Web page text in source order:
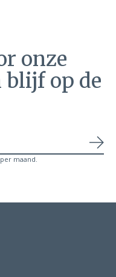
onze
op de
maand.